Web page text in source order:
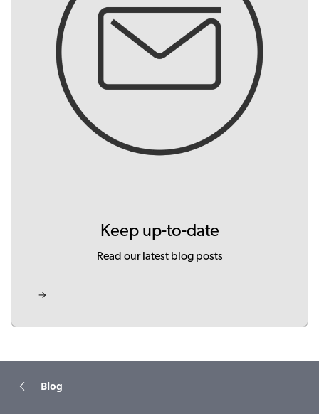
Keep up-to-date
Read our latest blog posts
Blog